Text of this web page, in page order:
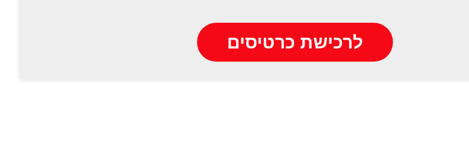
לרכישת כרטיסים